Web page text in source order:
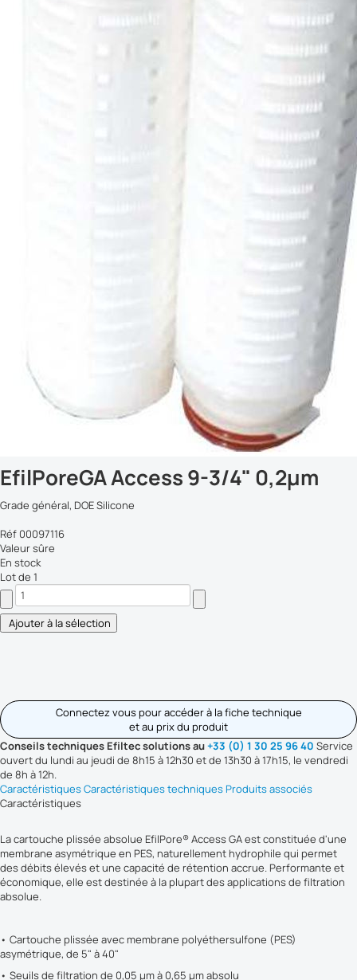
EfilPoreGA Access 9-3/4" 0,2µm
Grade général, DOE Silicone
Réf 00097116
Valeur sûre
En stock
Lot de 1
Connectez vous pour accéder à la fiche technique
et au prix du produit
Conseils techniques Efiltec solutions au+33 (0) 1 30 25 96 40 Service
ouvert du lundi au jeudi de 8h15 à 12h30 et de 13h30 à 17h15, le vendredi
de 8h à 12h.
CaractéristiquesCaractéristiques techniques Produits associés
Caractéristiques
La cartouche plissée absolue EfilPore® Access GA est constituée d'une
membrane asymétrique en PES, naturellement hydrophile qui permet
des débits élevés et une capacité de rétention accrue. Performante et
économique, elle est destinée à la plupart des applications de filtration
absolue.
• Cartouche plissée avec membrane polyéthersulfone (PES)
asymétrique, de 5" à 40"
• Seuils de filtration de 0,05 µm à 0,65 µm absolu